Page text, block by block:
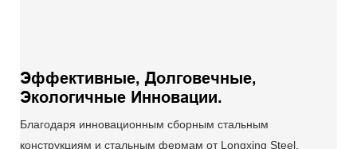
Эффективные, Долговечные,
Экологичные Инновации.
Благодаря инновационным сборным стальным
конструкциям и стальным фермам от Longxing Steel,